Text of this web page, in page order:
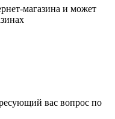
магазина и может
вас вопрос по